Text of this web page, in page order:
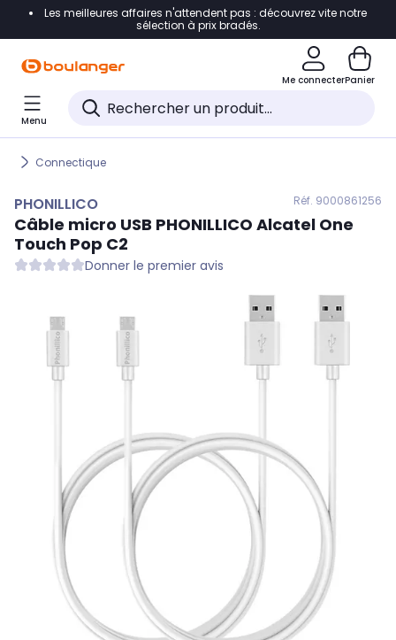
Accéder directement à la navigation
Accéder directement au pied de page
Accéder directement au chatbot
Les meilleures affaires n'attendent pas : découvrez vite notre
sélection à prix bradés.
Me connecterPanier
Menu
Connectique
PHONILLICO Réf. 9000861256
Câble micro USB PHONILLICO Alcatel One
Touch Pop C2
Donner le premier avis